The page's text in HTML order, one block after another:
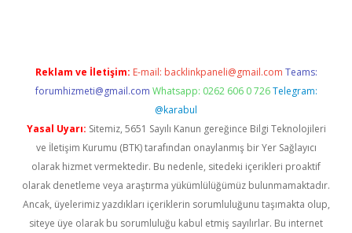
Reklam ve İletişim: E-mail: backlinkpaneli@gmail.com Teams:
forumhizmeti@gmail.com Whatsapp: 0262 606 0 726 Telegram:
@karabul
Yasal Uyarı: Sitemiz, 5651 Sayılı Kanun gereğince Bilgi Teknolojileri
ve İletişim Kurumu (BTK) tarafından onaylanmış bir Yer Sağlayıcı
olarak hizmet vermektedir. Bu nedenle, sitedeki içerikleri proaktif
olarak denetleme veya araştırma yükümlülüğümüz bulunmamaktadır.
Ancak, üyelerimiz yazdıkları içeriklerin sorumluluğunu taşımakta olup,
siteye üye olarak bu sorumluluğu kabul etmiş sayılırlar. Bu internet